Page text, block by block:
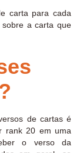
carta para cada
sobre a carta que
de cartas é
rank 20 em uma
o verso da